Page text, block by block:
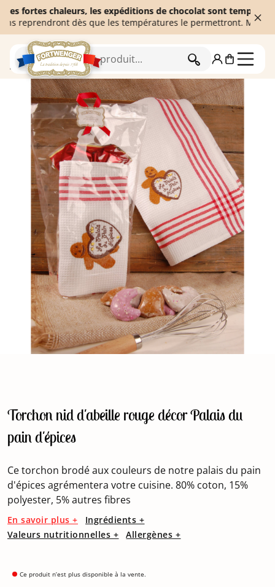
chaleurs, les expéditions de chocolat sont temporairement
dès que les températures le permettront. Merci de
RECHERCHER
Accueil
Torchon nid d'abeille rouge décor Palais du
pain d'épices
Ce torchon brodé aux couleurs de notre palais du pain
d'épices agrémentera votre cuisine. 80% coton, 15%
polyester, 5% autres fibres
En savoir plus +
Ingrédients +
Valeurs nutritionnelles +
Allergènes +
Ce produit n’est plus disponible à la vente.